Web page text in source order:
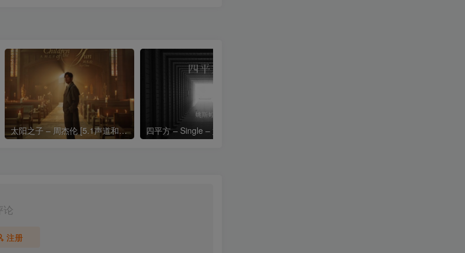
太阳之子 – 周杰伦 [5.1声道和192k母带] 四平方 – Single – 姚斯婷
论
注册